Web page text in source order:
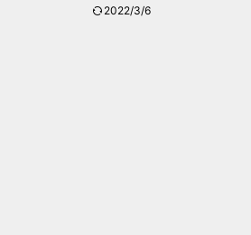
2022/3/6